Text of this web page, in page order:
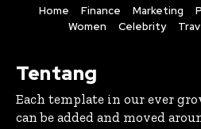
Home Finance Marketing
Women
Celebrity
Tentang
Each template in our ever
can be added and moved